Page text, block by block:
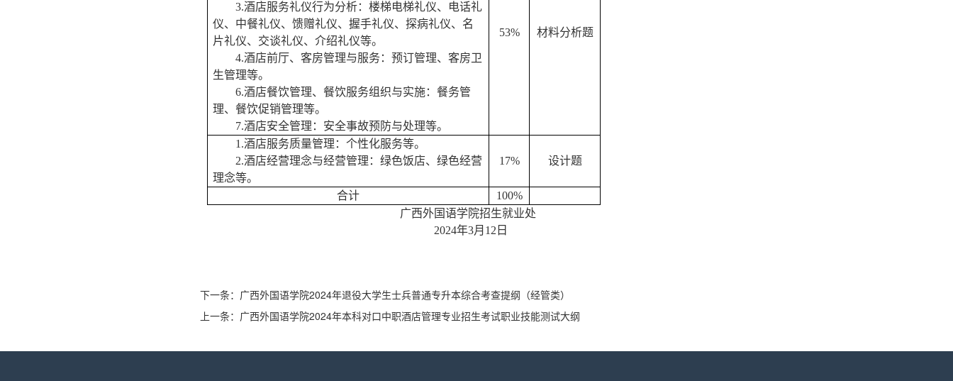
3.酒店服务礼仪行为分析：楼梯电梯礼仪、电话礼
仪、中餐礼仪、馈赠礼仪、握手礼仪、探病礼仪、名
片礼仪、交谈礼仪、介绍礼仪等。
4.酒店前厅、客房管理与服务：预订管理、客房卫
生管理等。
6.酒店餐饮管理、餐饮服务组织与实施：餐务管
理、餐饮促销管理等。
7.酒店安全管理：安全事故预防与处理等。
53% 材料分析题
1.酒店服务质量管理：个性化服务等。
2.酒店经营理念与经营管理：绿色饭店、 绿色经营
理念等。
1 7% 设计题
合计 100%
广西外国语学院招生就业处
2024年3月12日
下一条： 广西外国语学院2024年退役大学生士兵普通专升本综合考查提纲（经管类）
上一条： 广西外国语学院2024年本科对口中职酒店管理专业招生考试职业技能测试大纲